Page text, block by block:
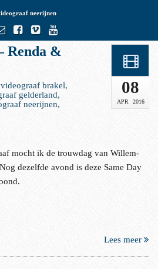
neerijnen
Renda &
videograaf brakel,
gelderland,
neerijnen,
08
APR 2016
mocht ik de trouwdag van Willem-
dezelfde avond is deze Same Day
Lees meer